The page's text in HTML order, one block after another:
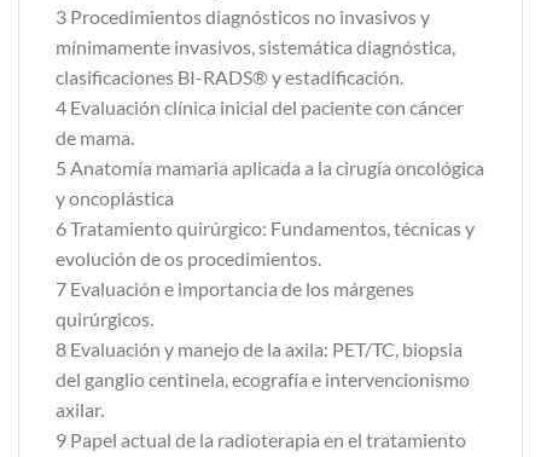
3 Procedimientos diagnósticos no invasivos y
mínimamente invasivos, sistemática diagnóstica,
clasificaciones BI-RADS® y estadificación.
4 Evaluación clínica inicial del paciente con cáncer
de mama.
5 Anatomía mamaria aplicada a la cirugía oncológica
y oncoplástica
6 Tratamiento quirúrgico: Fundamentos, técnicas y
evolución de os procedimientos.
7 Evaluación e importancia de los márgenes
quirúrgicos.
8 Evaluación y manejo de la axila: PET/TC, biopsia
del ganglio centinela, ecografía e intervencionismo
axilar.
9 Papel actual de la radioterapia en el tratamiento